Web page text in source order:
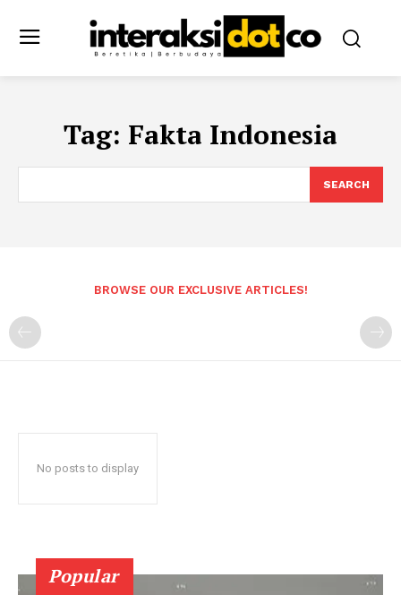
Tag: Fakta Indonesia
SEARCH
BROWSE OUR EXCLUSIVE ARTICLES!
No posts to display
Popular